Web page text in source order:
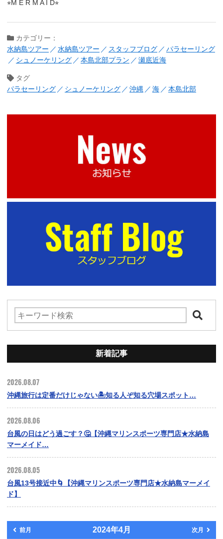
⭐︎M E R M A I D⭐︎
カテゴリー：
水納島ツアー
水納島ツアー スタッフブログ
パラセーリング
シュノーケリング
本島北部プラン 瀬底近海
タグ
パラセーリング
シュノーケリング 沖縄 海 本島北部
新着記事
2026.08.07
沖縄旅行は定番だけじゃない🏝️知る人ぞ知る穴場スポット…
2026.08.06
台風の日はどう過ごす？🤔【沖縄マリンスポーツ専門店★水納島
マーメイド…
2026.08.05
台風13号接近中🌀【沖縄マリンスポーツ専門店★水納島マーメイ
ド】
前月 2024年4月 次月